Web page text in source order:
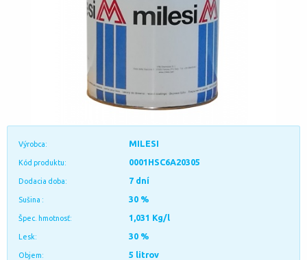
Výrobca: MILESI
Kód produktu: 0001HSC6A20305
Dodacia doba: 7 dní
Sušina : 30 %
Špec. hmotnosť: 1,031 Kg/l
Lesk: 30 %
Objem: 5 litrov